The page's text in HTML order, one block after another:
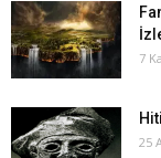
7
25